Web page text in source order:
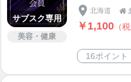
高校3年生の時の進路を
なった人に恩返しをした
ふと、「幸せとは健康
だなぁ」と感じ鍼灸師に
で働いていたのですが
サブスク専用
美容・健康
北海道 
￥1,100 （
16ポイント